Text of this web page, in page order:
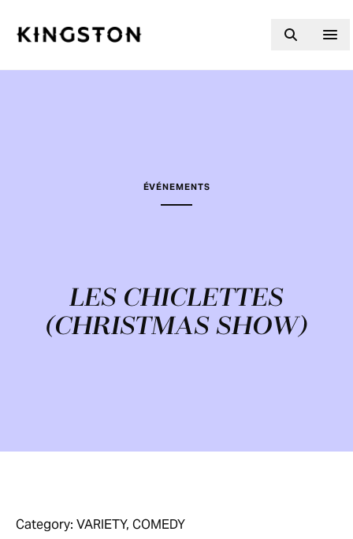
ÉVÉNEMENTS
LES CHICLETTES
(CHRISTMAS SHOW)
Category: VARIETY, COMEDY